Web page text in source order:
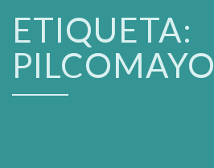
ETIQUETA:
PILCOMAYO